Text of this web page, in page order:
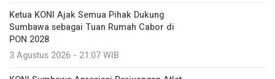
Ketua KONI Ajak Semua Pihak Dukung
Sumbawa sebagai Tuan Rumah Cabor di
PON 2028
3 Agustus 2026 - 21:07 WIB